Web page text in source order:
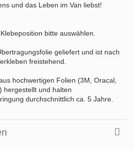
und das Leben im Van liebst!
bitte auswählen.
geliefert und ist nach
freistehend.
hochwertigen Folien (3M, Oracal,
hergestellt und halten
durchschnittlich ca. 5 Jahre.